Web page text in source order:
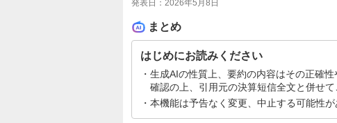
発表日： 2026年5月8日
まとめ
はじめにお読みください
生成AIの性質上、要約の内容はその正確
確認の上、引用元の決算短信全文と併せて
本機能は予告なく変更、中止する可能性が